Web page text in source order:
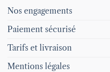
Nos engagements
Paiement sécurisé
Tarifs et livraison
Mentions légales